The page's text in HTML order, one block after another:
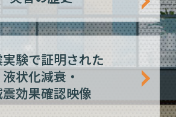
験で証明された
液状化減衰・
効果確認映像